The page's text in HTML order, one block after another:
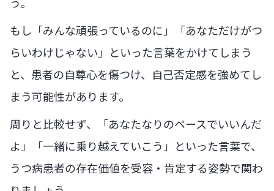
もし「みんな頑張っているのに」「あなただけがつ
らいわけじゃない」といった言葉をかけてしまう
と、患者の自尊心を傷つけ、自己否定感を強めてし
まう可能性があります。
周りと比較せず、「あなたなりのペースでいいんだ
よ」「一緒に乗り越えていこう」といった言葉で、
うつ病患者の存在価値を受容・肯定する姿勢で関わ